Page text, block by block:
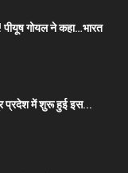
गोयल ने कहा…भारत
प्रदेश में शुरू हुई इस...